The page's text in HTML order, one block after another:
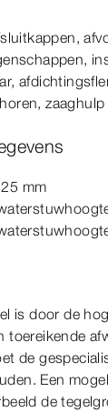
zaaghulp
mm
is door de
toereikende
de
Een
de